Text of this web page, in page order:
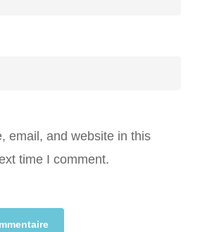
email, and website in this
time I comment.